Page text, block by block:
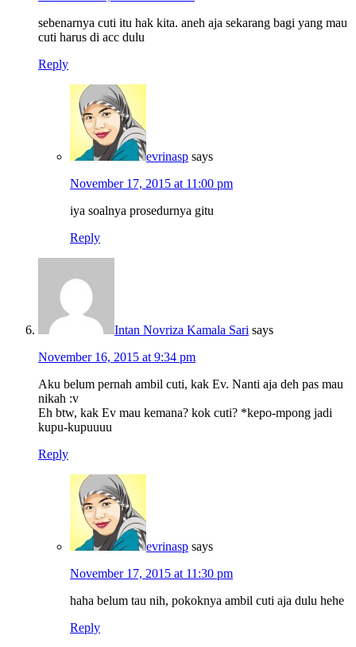
sebenarnya cuti itu hak kita. aneh aja sekarang bagi yang mau
cuti harus di acc dulu
Reply
evrinasp says
November 17, 2015 at 11:00 pm
iya soalnya prosedurnya gitu
Reply
Intan Novriza Kamala Sari says
November 16, 2015 at 9:34 pm
Aku belum pernah ambil cuti, kak Ev. Nanti aja deh pas mau
nikah :v
Eh btw, kak Ev mau kemana? kok cuti? *kepo-mpong jadi
kupu-kupuuuu
Reply
evrinasp says
November 17, 2015 at 11:30 pm
haha belum tau nih, pokoknya ambil cuti aja dulu hehe
Reply